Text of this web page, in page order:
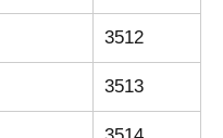
3512
3513